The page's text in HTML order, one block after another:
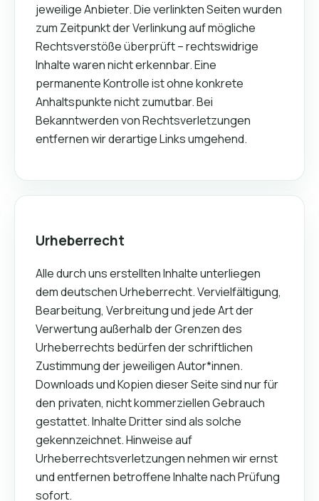
jeweilige Anbieter. Die verlinkten Seiten wurden
zum Zeitpunkt der Verlinkung auf mögliche
Rechtsverstöße überprüft – rechtswidrige
Inhalte waren nicht erkennbar. Eine
permanente Kontrolle ist ohne konkrete
Anhaltspunkte nicht zumutbar. Bei
Bekanntwerden von Rechtsverletzungen
entfernen wir derartige Links umgehend.
Urheberrecht
Alle durch uns erstellten Inhalte unterliegen
dem deutschen Urheberrecht. Vervielfältigung,
Bearbeitung, Verbreitung und jede Art der
Verwertung außerhalb der Grenzen des
Urheberrechts bedürfen der schriftlichen
Zustimmung der jeweiligen Autor*innen.
Downloads und Kopien dieser Seite sind nur für
den privaten, nicht kommerziellen Gebrauch
gestattet. Inhalte Dritter sind als solche
gekennzeichnet. Hinweise auf
Urheberrechtsverletzungen nehmen wir ernst
und entfernen betroffene Inhalte nach Prüfung
sofort.